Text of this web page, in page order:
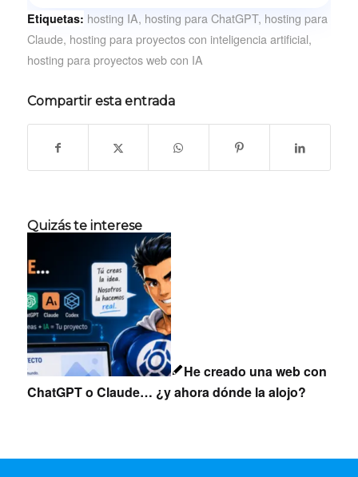
Etiquetas: hosting IA, hosting para ChatGPT, hosting para
Claude, hosting para proyectos con inteligencia artificial,
hosting para proyectos web con IA
Compartir esta entrada
Quizás te interese
He creado una web con
ChatGPT o Claude… ¿y ahora dónde la alojo?